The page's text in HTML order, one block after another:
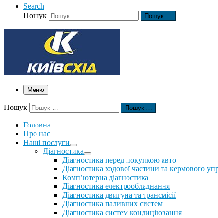
Search
Пошук
Пошук …
Меню
Пошук Пошук …
Головна
Про нас
Наші послуги
Діагностика
Діагностика перед покупкою авто
Діагностика ходової частини та кермового
Комп’ютерна діагностика
Діагностика електрообладнання
Діагностика двигуна та трансмісії
Діагностика паливних систем
Діагностика систем кондиціювання